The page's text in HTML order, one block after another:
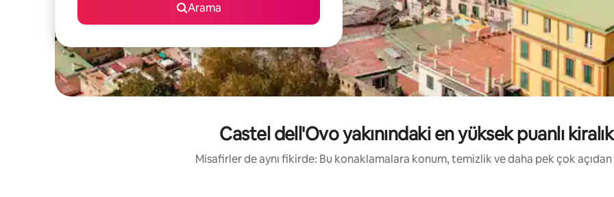
Arama
Castel dell'Ovo yakınındaki en yüksek puanlı
Misafirler de aynı fikirde: Bu konaklamalara konum, temizlik ve daha pek çok